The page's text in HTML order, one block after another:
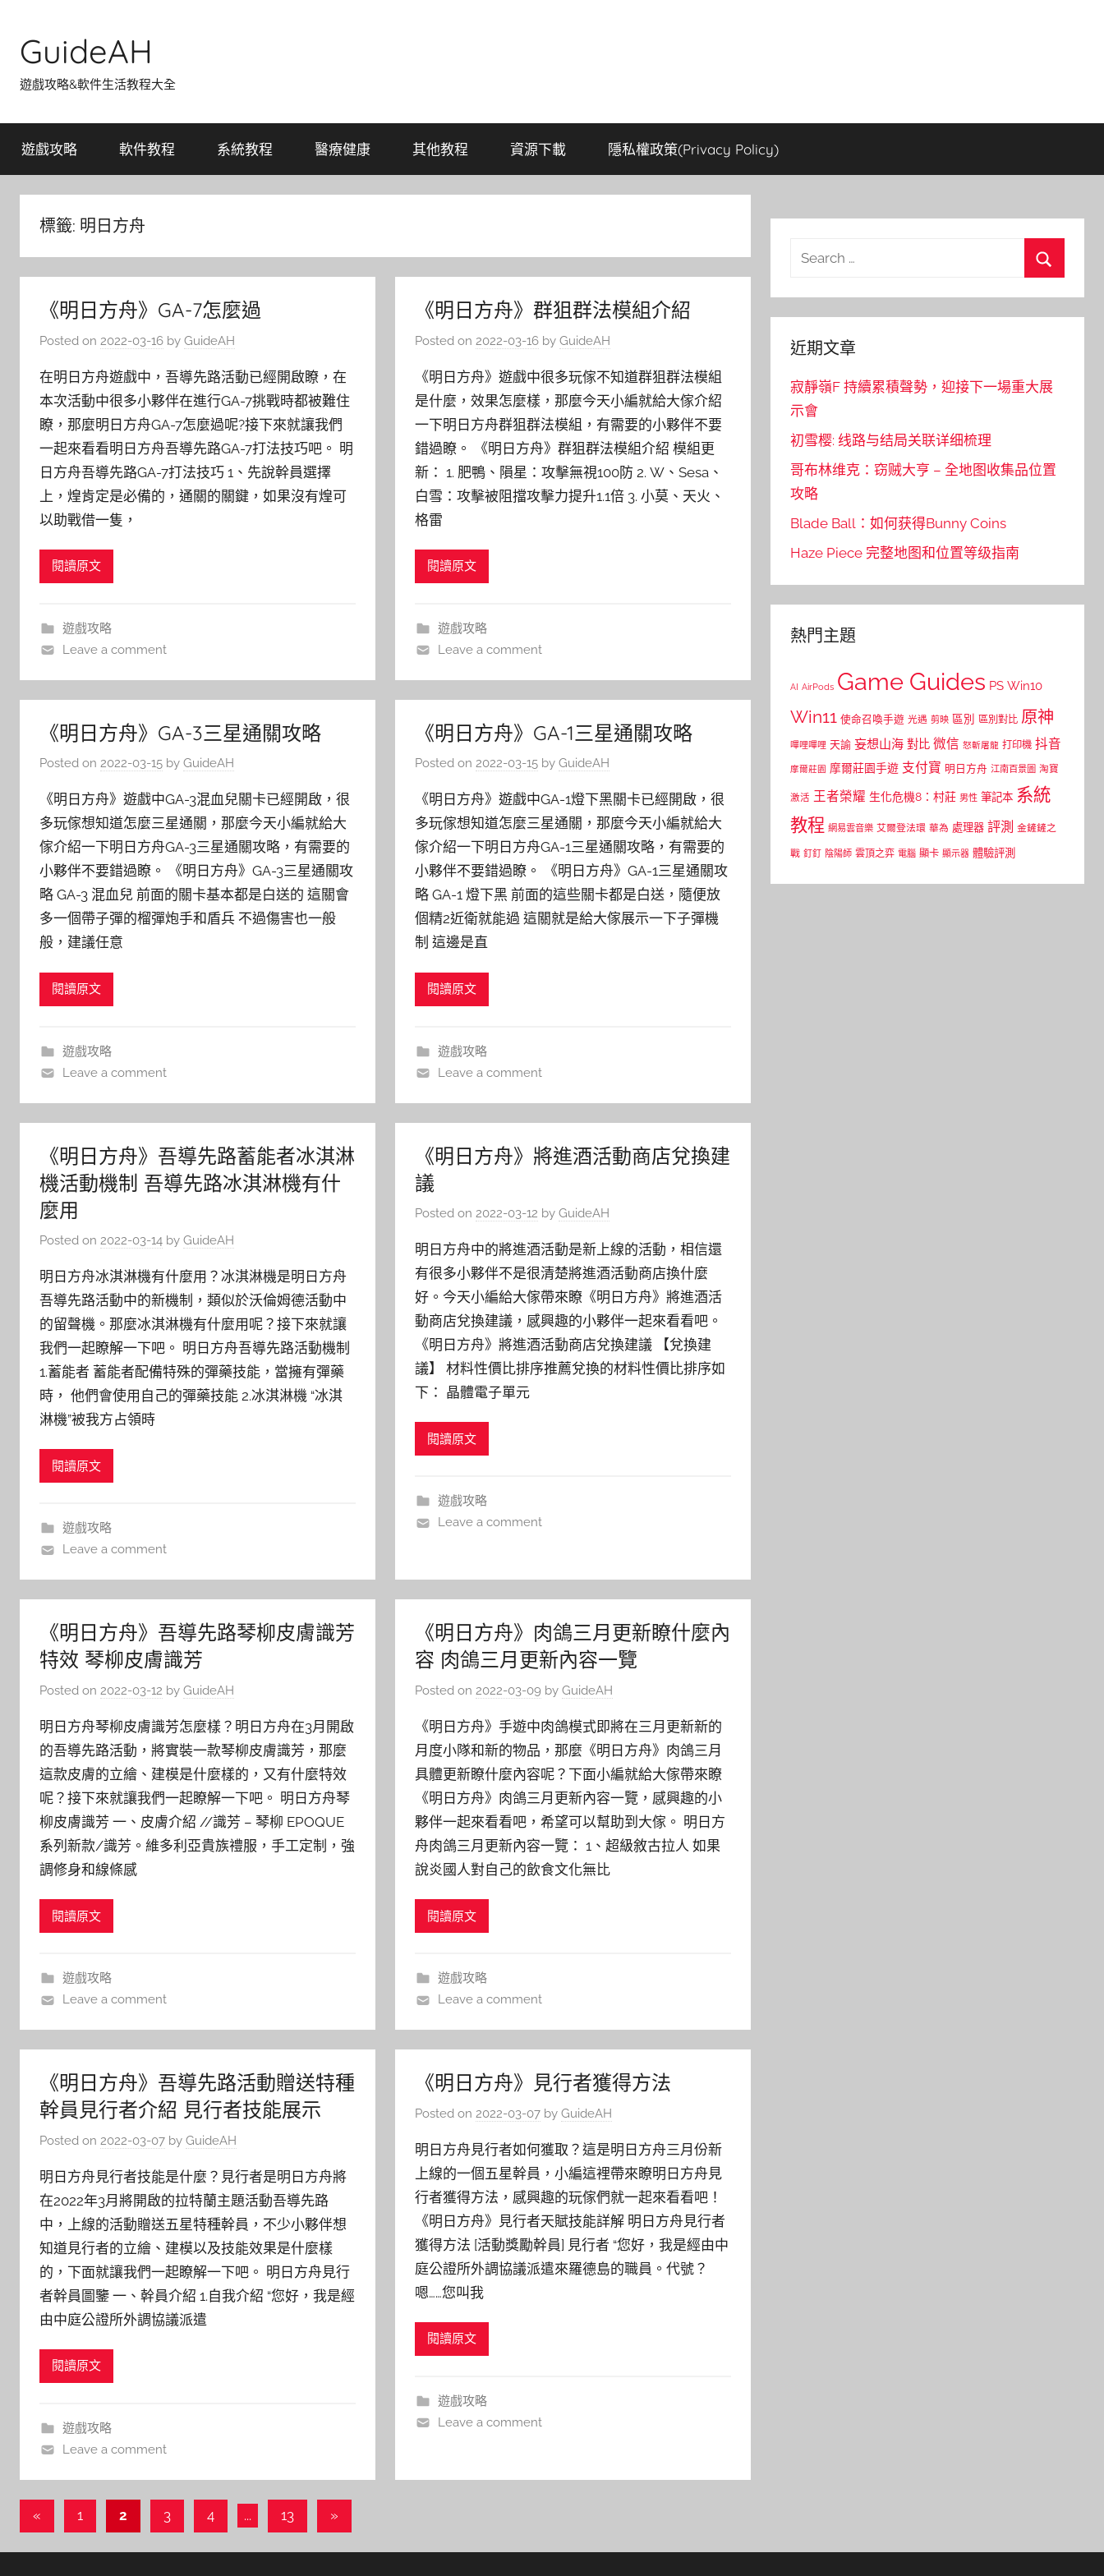
content
GuideAH
遊戲攻略&軟件生活教程大全
遊戲攻略 軟件教程 系統教程 醫療健康 其他教程 資源下載 隱私權政策(Privacy Policy)
標籤: 明日方舟
《明日方舟》GA-7怎麼過
Posted on 2022-03-16 by GuideAH
在明日方舟遊戲中，吾導先路活動已經開啟瞭，在
本次活動中很多小夥伴在進行GA-7挑戰時都被難住
瞭，那麼明日方舟GA-7怎麼過呢?接下來就讓我們
一起來看看明日方舟吾導先路GA-7打法技巧吧。 明
日方舟吾導先路GA-7打法技巧 1、先說幹員選擇
上，煌肯定是必備的，通關的關鍵，如果沒有煌可
以助戰借一隻，
閱讀原文
遊戲攻略
Leave a comment
《明日方舟》群狙群法模組介紹
Posted on 2022-03-16 byGuideAH
《明日方舟》遊戲中很多玩傢不知道群狙群法模組
是什麼，效果怎麼樣，那麼今天小編就給大傢介紹
一下明日方舟群狙群法模組，有需要的小夥伴不要
錯過瞭。 《明日方舟》群狙群法模組介紹 模組更
新： 1. 肥鴨、隕星：攻擊無視100防 2. W、Sesa、
白雪：攻擊被阻擋攻擊力提升1.1倍 3. 小莫、天火、
格雷
閱讀原文
遊戲攻略
Leave a comment
《明日方舟》GA-3三星通關攻略
Posted on 2022-03-15 by GuideAH
《明日方舟》遊戲中GA-3混血兒關卡已經開啟，很
多玩傢想知道怎麼三星通關，那麼今天小編就給大
傢介紹一下明日方舟GA-3三星通關攻略，有需要的
小夥伴不要錯過瞭。 《明日方舟》GA-3三星通關攻
略 GA-3 混血兒 前面的關卡基本都是白送的 這關會
多一個帶子彈的榴彈炮手和盾兵 不過傷害也一般
般，建議任意
閱讀原文
遊戲攻略
Leave a comment
《明日方舟》GA-1三星通關攻略
Posted on2022-03-15 byGuideAH
《明日方舟》遊戲中GA-1燈下黑關卡已經開啟，很
多玩傢想知道怎麼三星通關，那麼今天小編就給大
傢介紹一下明日方舟GA-1三星通關攻略，有需要的
小夥伴不要錯過瞭。 《明日方舟》GA-1三星通關攻
略 GA-1 燈下黑 前面的這些關卡都是白送，隨便放
個精2近衛就能過 這關就是給大傢展示一下子彈機
制 這邊是直
閱讀原文
遊戲攻略
Leave a comment
《明日方舟》吾導先路蓄能者冰淇淋
機活動機制 吾導先路冰淇淋機有什
麼用
Posted on 2022-03-14 by GuideAH
明日方舟冰淇淋機有什麼用？冰淇淋機是明日方舟
吾導先路活動中的新機制，類似於沃倫姆德活動中
的留聲機。那麼冰淇淋機有什麼用呢？接下來就讓
我們一起瞭解一下吧。 明日方舟吾導先路活動機制
1.蓄能者 蓄能者配備特殊的彈藥技能，當擁有彈藥
時， 他們會使用自己的彈藥技能 2.冰淇淋機 “冰淇
淋機”被我方占領時
閱讀原文
遊戲攻略
Leave a comment
《明日方舟》將進酒活動商店兌換建
議
Posted on2022-03-12 byGuideAH
明日方舟中的將進酒活動是新上線的活動，相信還
有很多小夥伴不是很清楚將進酒活動商店換什麼
好。今天小編給大傢帶來瞭《明日方舟》將進酒活
動商店兌換建議，感興趣的小夥伴一起來看看吧。
《明日方舟》將進酒活動商店兌換建議 【兌換建
議】 材料性價比排序推薦兌換的材料性價比排序如
下： 晶體電子單元
閱讀原文
遊戲攻略
Leave a comment
《明日方舟》吾導先路琴柳皮膚識芳
特效 琴柳皮膚識芳
Posted on 2022-03-12 by GuideAH
明日方舟琴柳皮膚識芳怎麼樣？明日方舟在3月開啟
的吾導先路活動，將實裝一款琴柳皮膚識芳，那麼
這款皮膚的立繪、建模是什麼樣的，又有什麼特效
呢？接下來就讓我們一起瞭解一下吧。 明日方舟琴
柳皮膚識芳 一、皮膚介紹 //識芳 – 琴柳 EPOQUE
系列新款/識芳。維多利亞貴族禮服，手工定制，強
調修身和線條感
閱讀原文
遊戲攻略
Leave a comment
《明日方舟》肉鴿三月更新瞭什麼內
容 肉鴿三月更新內容一覽
Posted on2022-03-09 byGuideAH
《明日方舟》手遊中肉鴿模式即將在三月更新新的
月度小隊和新的物品，那麼《明日方舟》肉鴿三月
具體更新瞭什麼內容呢？下面小編就給大傢帶來瞭
《明日方舟》肉鴿三月更新內容一覽，感興趣的小
夥伴一起來看看吧，希望可以幫助到大傢。 明日方
舟肉鴿三月更新內容一覽： 1、超級敘古拉人 如果
說炎國人對自己的飲食文化無比
閱讀原文
遊戲攻略
Leave a comment
《明日方舟》吾導先路活動贈送特種
幹員見行者介紹 見行者技能展示
Posted on 2022-03-07 by GuideAH
明日方舟見行者技能是什麼？見行者是明日方舟將
在2022年3月將開啟的拉特蘭主題活動吾導先路
中，上線的活動贈送五星特種幹員，不少小夥伴想
知道見行者的立繪、建模以及技能效果是什麼樣
的，下面就讓我們一起瞭解一下吧。 明日方舟見行
者幹員圖鑒 一、幹員介紹 1.自我介紹 “您好，我是經
由中庭公證所外調協議派遣
閱讀原文
遊戲攻略
Leave a comment
《明日方舟》見行者獲得方法
Posted on 2022-03-07 byGuideAH
明日方舟見行者如何獲取？這是明日方舟三月份新
上線的一個五星幹員，小編這裡帶來瞭明日方舟見
行者獲得方法，感興趣的玩傢們就一起來看看吧！
《明日方舟》見行者天賦技能詳解 明日方舟見行者
獲得方法 [活動獎勵幹員] 見行者 “您好，我是經由中
庭公證所外調協議派遣來羅德島的職員。代號？
嗯……您叫我
閱讀原文
遊戲攻略
Leave a comment
文
« Previous
1 2 3 4 ... 13
Next
»
Search
近期文章
寂靜嶺F 持續累積聲勢，迎接下一場重大展
示會
初雪樱: 线路与结局关联详细梳理
哥布林维克：窃贼大亨 – 全地图收集品位置
攻略
Blade Ball：如何获得Bunny Coins
Haze Piece 完整地图和位置等级指南
熱門主題
AI AirPods Game Guides PS Win10
Win11 使命召喚手遊 光遇 剪映 區別 區別對比 原神
嗶哩嗶哩 天諭 妄想山海 對比 微信 怒斬屠龍 打印機 抖音
摩爾莊園 摩爾莊園手遊 支付寶 明日方舟 江南百景圖 淘寶
激活 王者榮耀 生化危機8：村莊 男性 筆記本 系統
教程 網易雲音樂 艾爾登法環 華為 處理器 評測 金鏟鏟之
戰 釘釘 陰陽師 雲頂之弈 電腦 顯卡 顯示器 體驗評測